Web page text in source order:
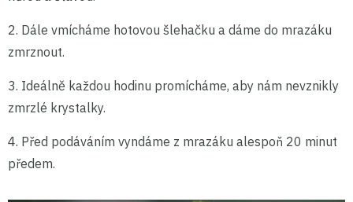
2. Dále vmícháme hotovou šlehačku a dáme do mrazáku
zmrznout.
3. Ideálně každou hodinu promícháme, aby nám nevznikly
zmrzlé krystalky.
4. Před podáváním vyndáme z mrazáku alespoň 20 minut
předem.